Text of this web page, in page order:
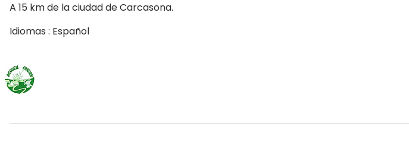
A 15 km de la ciudad de Carcasona.
Idiomas : Español